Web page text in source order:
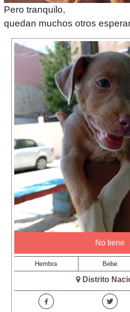
Pero tranquilo,
quedan muchos otros
No tiene
Hembra Bebe
Distrito